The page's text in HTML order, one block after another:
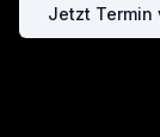
Jetzt Termin